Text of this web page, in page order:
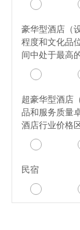
豪华型酒店（
程度和文化品
间中处于最高
超豪华型酒店
品和服务质量
酒店行业价格
民宿